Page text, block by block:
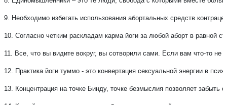
9. Необходимо избегать использования абортальных средств
10. Согласно четким раскладам карма йоги за любой аборт в равной
11. Все, что вы видите вокруг, вы сотворили сами. Если вам что-то не
12. Практика йоги туммо - это конвертация сексуальной энергии в
13. Концентрация на точке Бинду, точке безмыслия позволяет забыть